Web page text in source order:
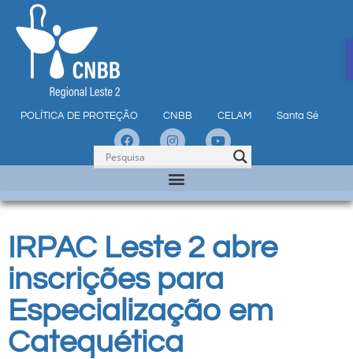
POLÍTICA DE PROTEÇÃO CNBB CELAM Santa Sé
IRPAC Leste 2 abre
inscrições para
Especialização em
Catequética